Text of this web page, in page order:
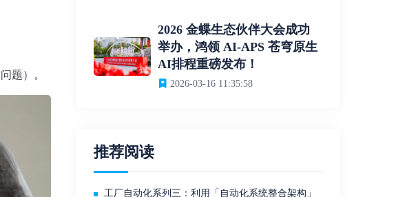
题）。
2026 金蝶生态伙伴大会成功
举办，鸿领 AI-APS 苍穹原生
AI排程重磅发布！
2026-03-16 11:35:58
推荐阅读
工厂自动化系列三：利用「自动化系统整合架构」